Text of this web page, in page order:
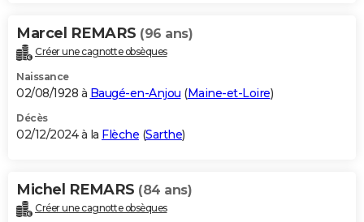
Marcel REMARS (96 ans)
Créer une cagnotte obsèques
Naissance
02/08/1928 à Baugé-en-Anjou (Maine-et-Loire)
Décès
02/12/2024 à la Flèche (Sarthe)
Michel REMARS (84 ans)
Créer une cagnotte obsèques